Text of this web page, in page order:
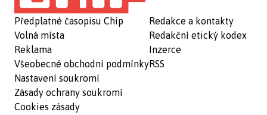
Předplatné časopisu Chip
Volná místa
Reklama
Všeobecné obchodní podmínky
Nastavení soukromí
Zásady ochrany soukromí
Cookies zásady
Redakce a kontakty
Redakční etický kodex
Inzerce
RSS